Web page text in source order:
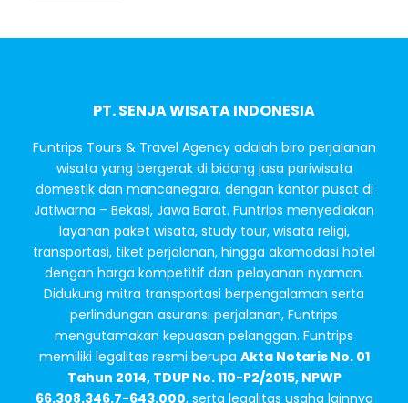
PT. SENJA WISATA INDONESIA
Funtrips Tours & Travel Agency adalah biro perjalanan
wisata yang bergerak di bidang jasa pariwisata
domestik dan mancanegara, dengan kantor pusat di
Jatiwarna – Bekasi, Jawa Barat. Funtrips menyediakan
layanan paket wisata, study tour, wisata religi,
transportasi, tiket perjalanan, hingga akomodasi hotel
dengan harga kompetitif dan pelayanan nyaman.
Didukung mitra transportasi berpengalaman serta
perlindungan asuransi perjalanan, Funtrips
mengutamakan kepuasan pelanggan. Funtrips
memiliki legalitas resmi berupa Akta Notaris No. 01
Tahun 2014, TDUP No. 110-P2/2015, NPWP
66.308.346.7-643.000, serta legalitas usaha lainnya